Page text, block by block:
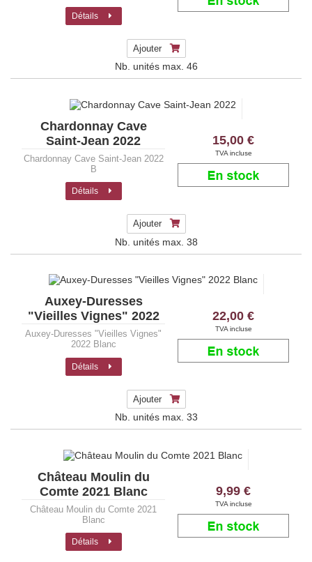
Détails
Ajouter
Nb. unités max. 46
Chardonnay Cave
Saint-Jean 2022
Chardonnay Cave Saint-Jean 2022
B
Détails
15,00 €
TVA incluse
Ajouter
Nb. unités max. 38
Auxey-Duresses
"Vieilles Vignes" 2022
Blanc
Auxey-Duresses "Vieilles Vignes"
2022 Blanc
Détails
22,00 €
TVA incluse
Ajouter
Nb. unités max. 33
Château Moulin du
Comte 2021 Blanc
Château Moulin du Comte 2021
Blanc
Détails
9,99 €
TVA incluse